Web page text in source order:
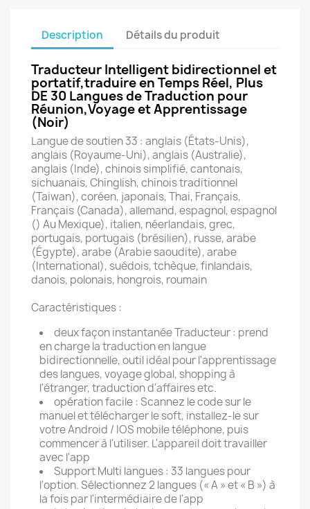
Description Détails du produit
Traducteur Intelligent bidirectionnel et
portatif,traduire en Temps Réel, Plus
DE 30 Langues de Traduction pour
Réunion,Voyage et Apprentissage
(Noir)
Langue de soutien 33 : anglais (États-Unis),
anglais (Royaume-Uni), anglais (Australie),
anglais (Inde), chinois simplifié, cantonais,
sichuanais, Chinglish, chinois traditionnel
(Taiwan), coréen, japonais, Thai, Français,
Français (Canada), allemand, espagnol, espagnol
() Au Mexique), italien, néerlandais, grec,
portugais, portugais (brésilien), russe, arabe
(Égypte), arabe (Arabie saoudite), arabe
(International), suédois, tchèque, finlandais,
danois, polonais, hongrois, roumain
Caractéristiques :
deux façon instantanée Traducteur : prend
en charge la traduction en langue
bidirectionnelle, outil idéal pour l'apprentissage
des langues, voyage global, shopping à
l'étranger, traduction d'affaires etc.
opération facile : Scannez le code sur le
manuel et télécharger le soft, installez-le sur
votre Android / IOS mobile téléphone, puis
commencer à l'utiliser. L'appareil doit travailler
avec l'app
Support Multi langues : 33 langues pour
l'option. Sélectionnez 2 langues (« A » et « B ») à
la fois par l'intermédiaire de l'app